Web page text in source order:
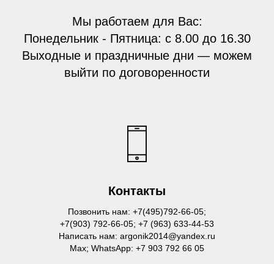
Мы работаем для Вас:
Понедельник - Пятница: с 8.00 до 16.30
Выходные и праздничные дни — можем
выйти по договоренности
Контакты
Позвонить нам: +7(495)792-66-05;
+7(903) 792-66-05; +7 (963) 633-44-53
Написать нам: argonik2014@yandex.ru
Max; WhatsApp: +7 903 792 66 05